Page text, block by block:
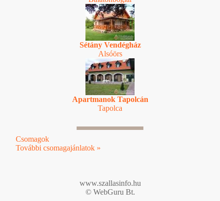
Sétány Vendégház
Alsóörs
Apartmanok Tapolcán
Tapolca
Csomagok
További csomagajánlatok »
www.szallasinfo.hu
© WebGuru Bt.